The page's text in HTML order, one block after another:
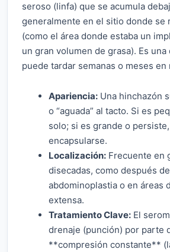
seroso (linfa) que se acumula
generalmente en el sitio donde se
(como el área donde estaba un
un gran volumen de grasa). Es
puede tardar semanas o meses en
Apariencia: Una hinchazón
o “aguada” al tacto. Si es
solo; si es grande o
encapsularse.
Localización: Frecuente en
disecadas, como después
abdominoplastia o en áreas
extensa.
Tratamiento Clave: El
drenaje (punción) por parte
**compresión constante**